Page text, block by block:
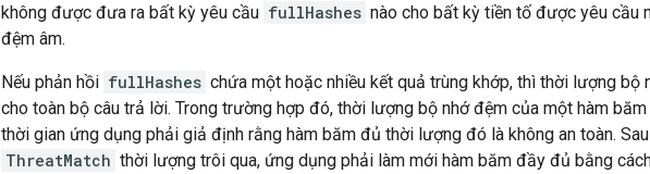
không được đưa ra bất kỳ yêu cầu fullHashes nào cho bất kỳ tiền tố được yêu cầu
đệm âm.
Nếu phản hồi fullHashes chứa một hoặc nhiều kết quả trùng khớp, thì thời lượng
cho toàn bộ câu trả lời. Trong trường hợp đó, thời lượng bộ nhớ đệm của một hàm
thời gian ứng dụng phải giả định rằng hàm băm đủ thời lượng đó là không an toàn.
ThreatMatch thời lượng trôi qua, ứng dụng phải làm mới hàm băm đầy đủ bằng